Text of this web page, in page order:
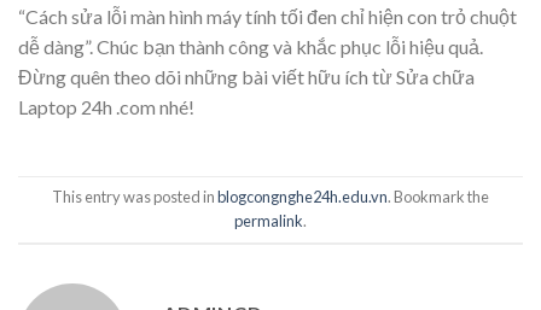
“Cách sửa lỗi màn hình máy tính tối đen chỉ hiện con trỏ chuột
dễ dàng”. Chúc bạn thành công và khắc phục lỗi hiệu quả.
Đừng quên theo dõi những bài viết hữu ích từ Sửa chữa
Laptop 24h .com nhé!
This entry was posted inblogcongnghe24h.edu.vn. Bookmark the
permalink.